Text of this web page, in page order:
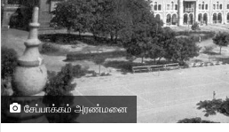
சேப்பாக்கம் அரண்மனை